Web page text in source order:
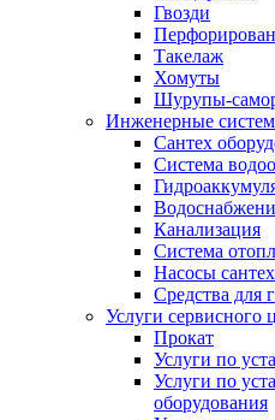
Гвозди
Такелаж
Хомуты
Шурупы-
Инженерные
Сантех
Система
Канализация
Система
Насосы
Средства для
Услуги сервисного
Прокат
Услуги по
Услуги по
оборудования